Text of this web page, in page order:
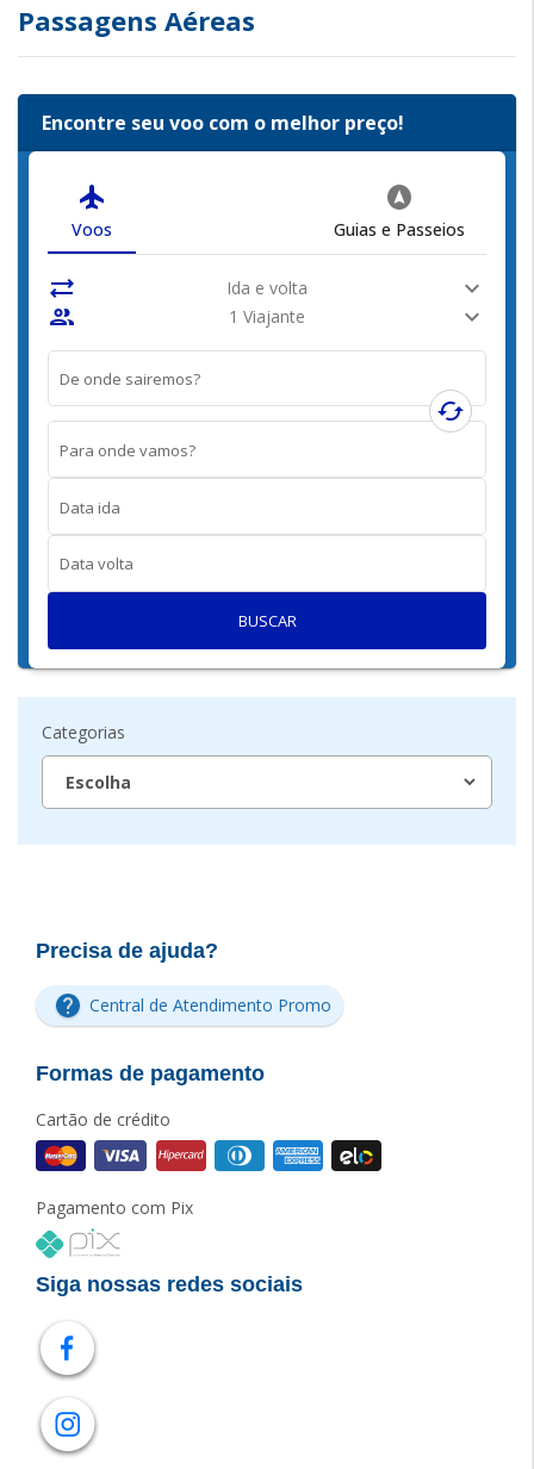
Passagens Aéreas
Encontre seu voo com o melhor preço!
flight
Voos
assistant_navigation
Guias e Passeios
sync_alt Ida e volta
expand_more
people
1 Viajante expand_more
De onde sairemos?
cached
Para onde vamos?
Data ida
Data volta
BUSCAR
Categorias
Precisa de ajuda?
Central de Atendimento Promo
Formas de pagamento
Cartão de crédito
Pagamento com Pix
Siga nossas redes sociais